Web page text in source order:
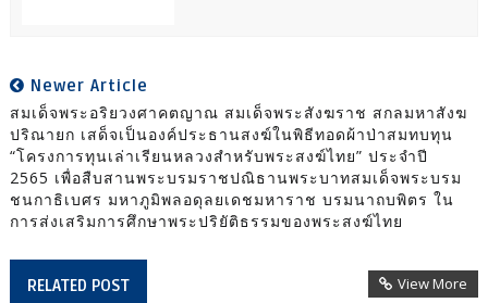
Newer Article
สมเด็จพระอริยวงศาคตญาณ สมเด็จพระสังฆราช สกลมหาสังฆ
ปริณายก เสด็จเป็นองค์ประธานสงฆ์ในพิธีทอดผ้าป่าสมทบทุน
“โครงการทุนเล่าเรียนหลวงสำหรับพระสงฆ์ไทย” ประจำปี
2565 เพื่อสืบสานพระบรมราชปณิธานพระบาทสมเด็จพระบรม
ชนกาธิเบศร มหาภูมิพลอดุลยเดชมหาราช บรมนาถบพิตร ใน
การส่งเสริมการศึกษาพระปริยัติธรรมของพระสงฆ์ไทย
RELATED POST View More